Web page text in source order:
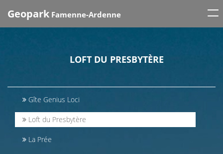
Geopark Famenne-Ardenne
LOFT DU PRESBYTÈRE
Gîte Genius Loci
Loft du Presbytère
La Prée